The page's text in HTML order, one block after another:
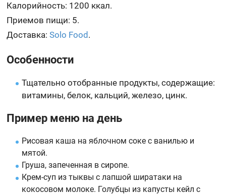
Калорийность: 1200 ккал.
Приемов пищи: 5.
Доставка:Solo Food .
Особенности
Тщательно отобранные продукты, содержащие:
витамины, белок, кальций, железо, цинк.
Пример меню на день
Рисовая каша на яблочном соке с ванилью и
мятой.
Груша, запеченная в сиропе.
Крем-суп из тыквы с лапшой ширатаки на
кокосовом молоке. Голубцы из капусты кейл с